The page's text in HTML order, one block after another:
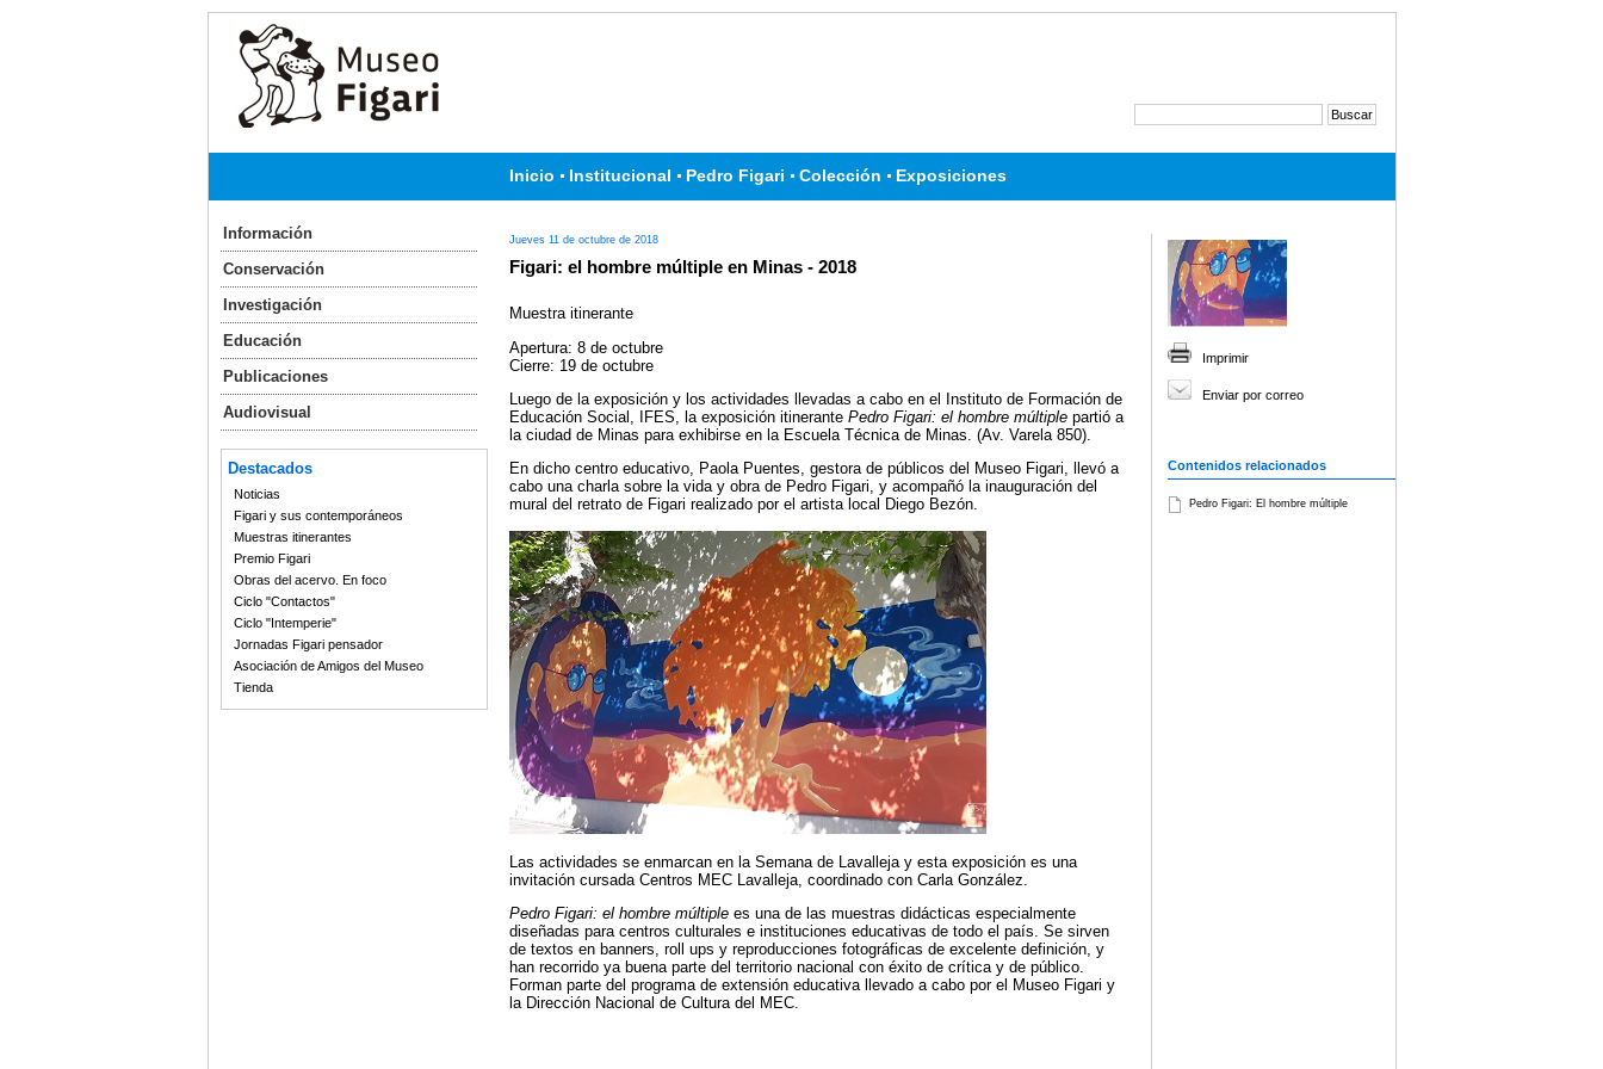
Inicio Institucional Pedro Figari Colección Exposiciones
Información
Conservación
Investigación
Educación
Publicaciones
Audiovisual
Destacados
Noticias
Figari y sus contemporáneos
Muestras itinerantes
Premio Figari
Obras del acervo. En foco
Ciclo "Contactos"
Ciclo "Intemperie"
Jornadas Figari pensador
Asociación de Amigos del Museo
Tienda
Jueves 11 de octubre de 2018
Figari: el hombre múltiple en Minas - 2018
Muestra itinerante
Apertura: 8 de octubre
Cierre: 19 de octubre
Luego de la exposición y los actividades llevadas a cabo en el Instituto de Formación de
Educación Social, IFES, la exposición itinerante Pedro Figari: el hombre múltiplepartió a
la ciudad de Minas para exhibirse en la Escuela Técnica de Minas. (Av. Varela 850).
En dicho centro educativo, Paola Puentes, gestora de públicos del Museo Figari, llevó a
cabo una charla sobre la vida y obra de Pedro Figari, y acompañó la inauguración del
mural del retrato de Figari realizado por el artista local Diego Bezón.
Las actividades se enmarcan en la Semana de Lavalleja y esta exposición es una
invitación cursada Centros MEC Lavalleja, coordinado con Carla González.
Pedro Figari: el hombre múltiplees una de las muestras didácticas especialmente
diseñadas para centros culturales e instituciones educativas de todo el país. Se sirven
de textos en banners, roll ups y reproducciones fotográficas de excelente definición, y
han recorrido ya buena parte del territorio nacional con éxito de crítica y de público.
Forman parte del programa de extensión educativa llevado a cabo por el Museo Figari y
la Dirección Nacional de Cultura del MEC.
Imprimir
Enviar por correo
Contenidos relacionados
Pedro Figari: El hombre múltiple